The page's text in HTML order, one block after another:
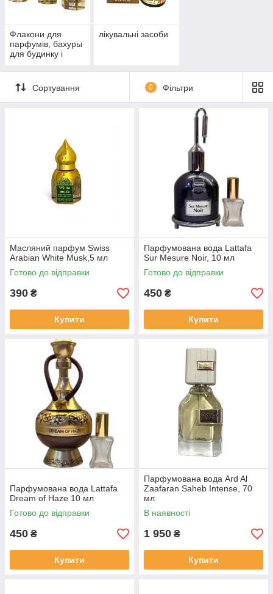
Флакони для
парфумів, бахуры
для будинку і
косметична.
лікувальні засоби
Сортування 0 Фільтри
Масляний парфум Swiss
Arabian White Musk,5 мл
Готово до відправки
390 ₴
Купити
Парфумована вода Lattafa
Sur Mesure Noir, 10 мл
Готово до відправки
450 ₴
Купити
Парфумована вода Lattafa
Dream of Haze 10 мл
Готово до відправки
450 ₴
Купити
Парфумована вода Ard Al
Zaafaran Saheb Intense, 70
мл
В наявності
1 950 ₴
Купити